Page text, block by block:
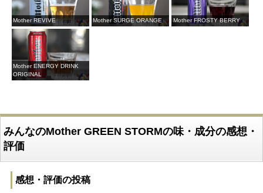
Mother REVIVE Mother SURGE ORANGE Mother FROSTY BERRY
Mother ENERGY DRINK
ORIGINAL
みんなのMother GREEN STORMの味・成分の感想・
評価
感想・評価の投稿